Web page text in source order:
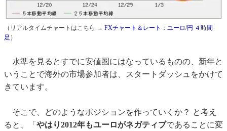
（リアルタイムチャートはこちら → FXチャート＆レート：ユーロ/円 ４時間
足 ）
水準を見るとすでに安値圏にはなっているものの、新年と
いうことで海外の市場参加者は、スタートダッシュをかけて
きています。
そこで、どのようなポジションを作っていくか？ と考え
ると、「 やはり2012年もユーロがネガティブであることに変